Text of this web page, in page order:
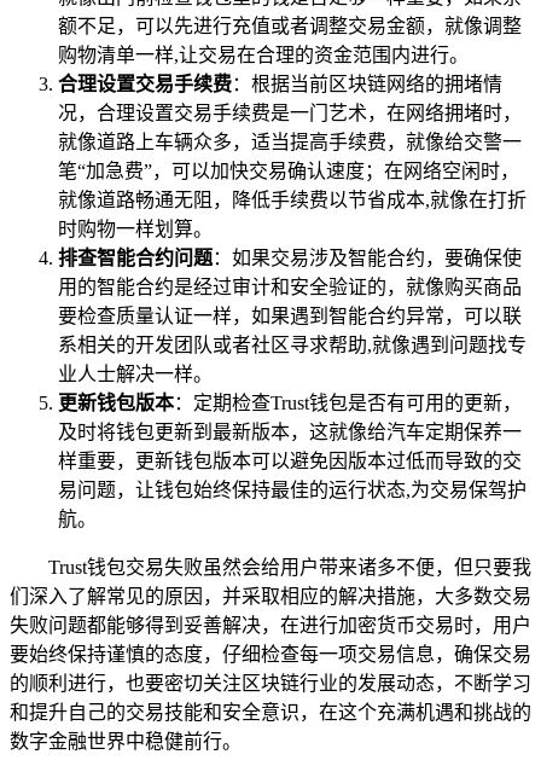
额不足，可以先进行充值或者调整交易金额，就像调整
购物清单一样,让交易在合理的资金范围内进行。
合理设置交易手续费：根据当前区块链网络的拥堵情
况，合理设置交易手续费是一门艺术，在网络拥堵时，
就像道路上车辆众多，适当提高手续费，就像给交警一
笔“加急费”，可以加快交易确认速度；在网络空闲时，
就像道路畅通无阻，降低手续费以节省成本,就像在打折
时购物一样划算。
排查智能合约问题：如果交易涉及智能合约，要确保使
用的智能合约是经过审计和安全验证的，就像购买商品
要检查质量认证一样，如果遇到智能合约异常，可以联
系相关的开发团队或者社区寻求帮助,就像遇到问题找专
业人士解决一样。
更新钱包版本：定期检查Trust钱包是否有可用的更新，
及时将钱包更新到最新版本，这就像给汽车定期保养一
样重要，更新钱包版本可以避免因版本过低而导致的交
易问题，让钱包始终保持最佳的运行状态,为交易保驾护
航。
Trust钱包交易失败虽然会给用户带来诸多不便，但只要我
们深入了解常见的原因，并采取相应的解决措施，大多数交易
失败问题都能够得到妥善解决，在进行加密货币交易时，用户
要始终保持谨慎的态度，仔细检查每一项交易信息，确保交易
的顺利进行，也要密切关注区块链行业的发展动态，不断学习
和提升自己的交易技能和安全意识，在这个充满机遇和挑战的
数字金融世界中稳健前行。